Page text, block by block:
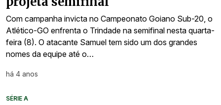
Com campanha invicta no Campeonato Goiano Sub-20, o
Atlético-GO enfrenta o Trindade na semifinal nesta quarta-
feira (8). O atacante Samuel tem sido um dos grandes
nomes da equipe até o…
há 4 anos
SÉRIE A